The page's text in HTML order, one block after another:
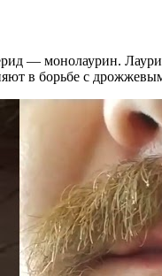
— монолаурин.
в борьбе с